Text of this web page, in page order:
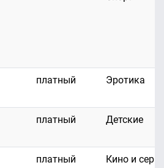
платный Эротика
платный Детские
платный Кино и